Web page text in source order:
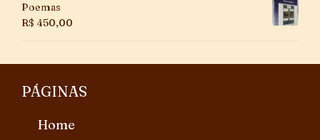
Poemas
R$ 450,00
PÁGINAS
Home